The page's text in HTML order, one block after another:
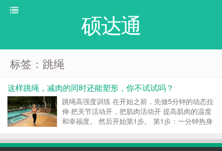
硕达通
标签：跳绳
这样跳绳，减肉的同时还能塑形，你不试试吗？
跳绳高强度训练 在开始之前，先做5分钟的动态拉
伸 把关节活动开，把肌肉活动开 提高肌肉的温度
和幸福度。 然后开始第1步。 第1步：一分钟热身
2步：深蹲 这会有效拉伸你的臀部和大腿肌肉 对